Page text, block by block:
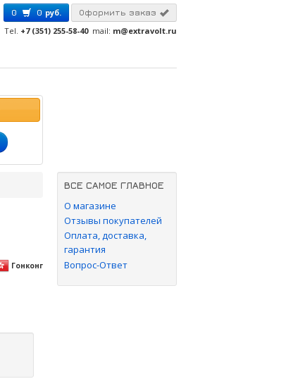
0 0 руб. Оформить заказ
Tel. +7 (351) 255-58-40 mail: m@extravolt.ru
Гонконг
ВСЕ САМОЕ ГЛАВНОЕ
О магазине
Отзывы покупателей
Оплата, доставка,
гарантия
Вопрос-Ответ